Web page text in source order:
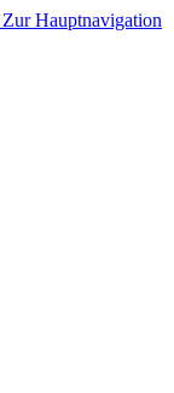
Zur Hauptnavigation